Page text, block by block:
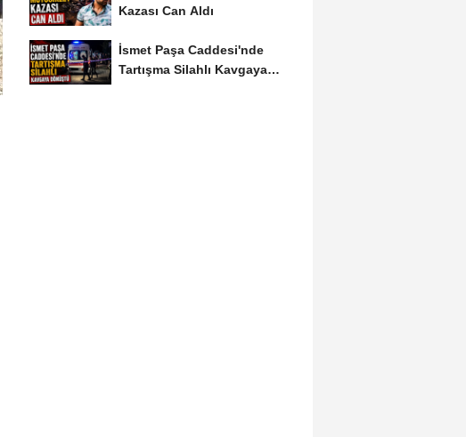
Kazası Can Aldı
İsmet Paşa Caddesi'nde
Tartışma Silahlı Kavgaya